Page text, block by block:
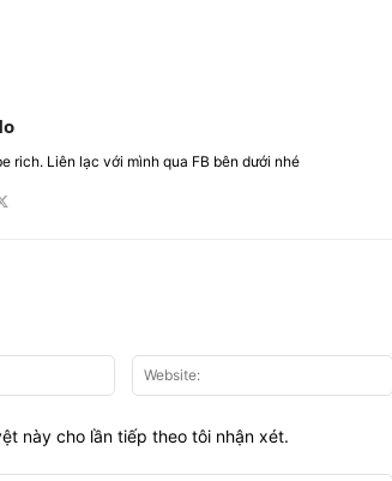
rich. Liên lạc với mình qua FB bên dưới nhé
Email:*
này cho lần tiếp theo tôi nhận xét.